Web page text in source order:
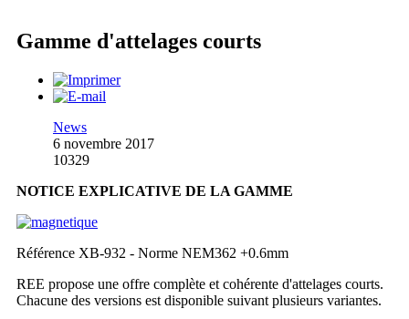
Gamme d'attelages courts
News
6 novembre 2017
10329
NOTICE EXPLICATIVE DE LA GAMME
Référence XB-932 - Norme NEM362 +0.6mm
REE propose une offre complète et cohérente d'attelages courts.
Chacune des versions est disponible suivant plusieurs variantes.